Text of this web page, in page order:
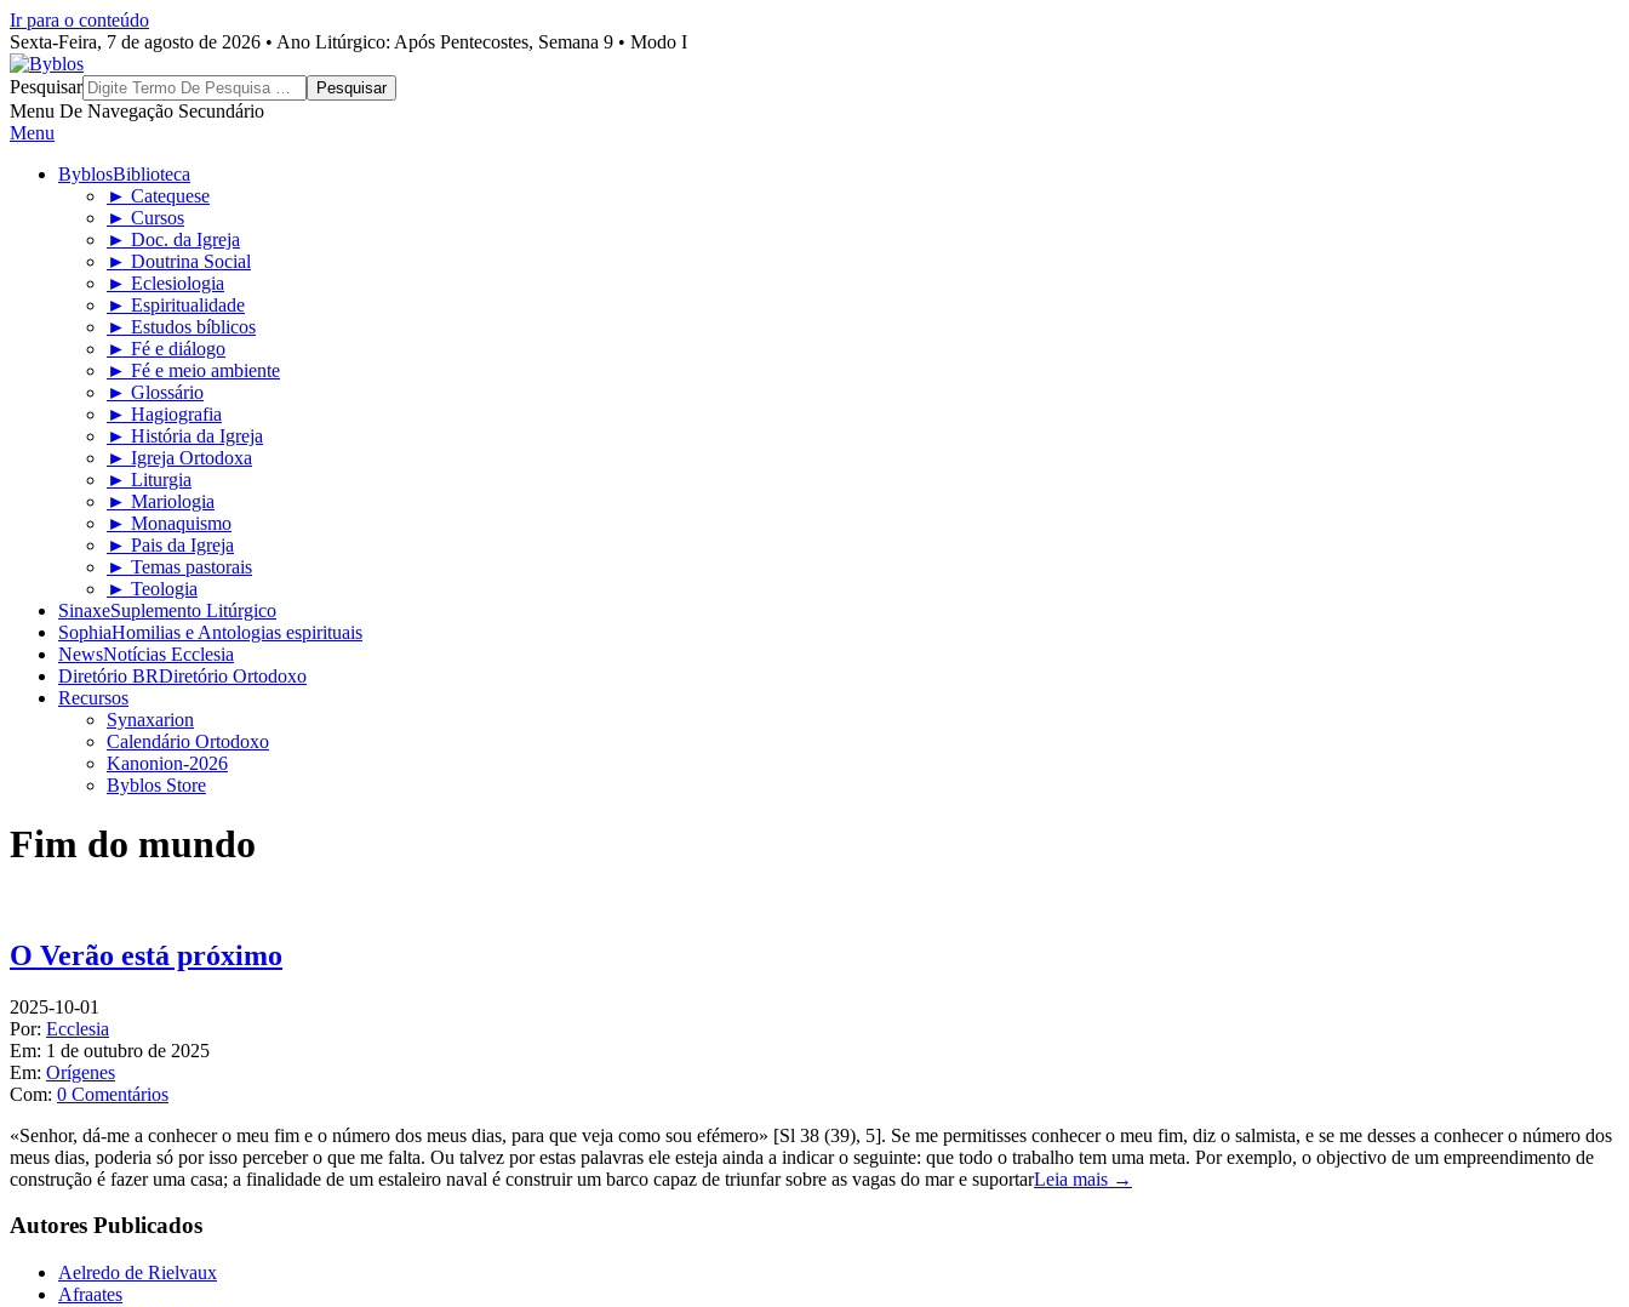
Ir para o conteúdo
Sexta-Feira, 7 de agosto de 2026 • Ano Litúrgico: Após Pentecostes, Semana 9 • Modo I
Byblos
Pesquisar
Menu De Navegação Secundário
Menu
ByblosBiblioteca
► Catequese
► Cursos
► Doc. da Igreja
► Doutrina Social
► Eclesiologia
► Espiritualidade
► Estudos bíblicos
► Fé e diálogo
► Fé e meio ambiente
► Glossário
► Hagiografia
► História da Igreja
► Igreja Ortodoxa
► Liturgia
► Mariologia
► Monaquismo
► Pais da Igreja
► Temas pastorais
► Teologia
SinaxeSuplemento Litúrgico
SophiaHomilias e Antologias espirituais
NewsNotícias Ecclesia
Diretório BRDiretório Ortodoxo
Recursos
Synaxarion
Calendário Ortodoxo
Kanonion-2026
Byblos Store
Fim do mundo
O Verão está próximo
2025-10-01
Por: Ecclesia
Em: 1 de outubro de 2025
Em: Orígenes
Com: 0 Comentários
«Senhor, dá-me a conhecer o meu fim e o número dos meus dias, para que veja como sou efémero» [Sl 38 (39), 5]. Se me permitisses conhecer o meu fim, diz o salmista, e se me desses a conhecer o número dos
meus dias, poderia só por isso perceber o que me falta. Ou talvez por estas palavras ele esteja ainda a indicar o seguinte: que todo o trabalho tem uma meta. Por exemplo, o objectivo de um empreendimento de
construção é fazer uma casa; a finalidade de um estaleiro naval é construir um barco capaz de triunfar sobre as vagas do mar e suportarLeia mais →
Autores Publicados
Aelredo de Rielvaux
Afraates